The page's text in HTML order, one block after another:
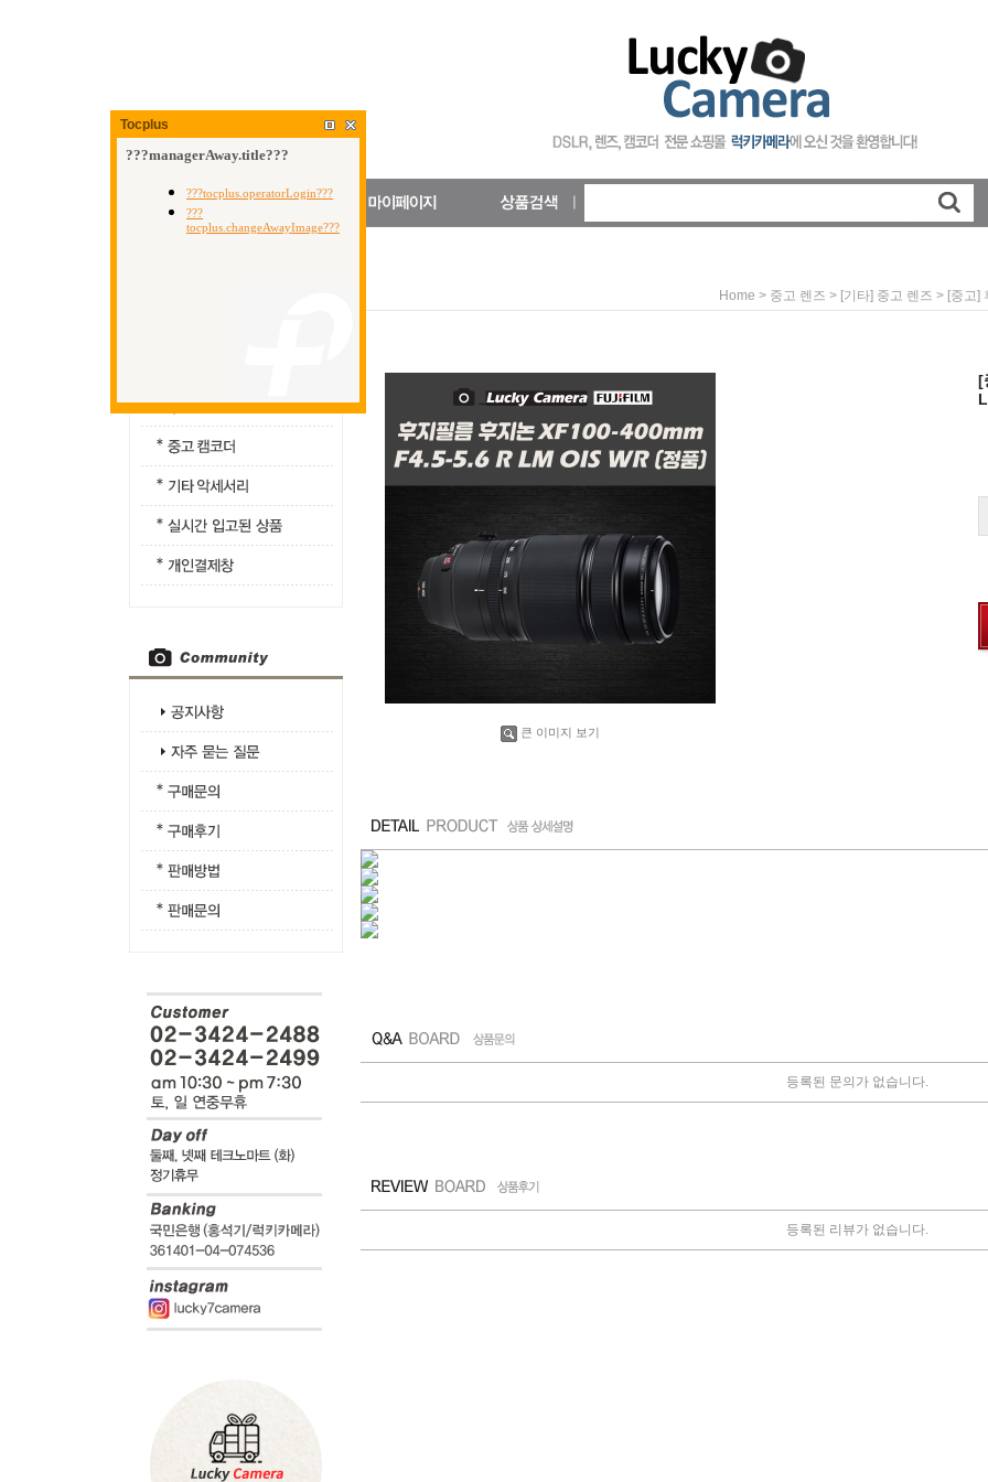
Home > 중고 렌즈 > [기타] 중고 렌즈 > [중고]
큰 이미지 보기
[
등록된 문의가 없습니다.
등록된 리뷰가 없습니다.
Tocplus